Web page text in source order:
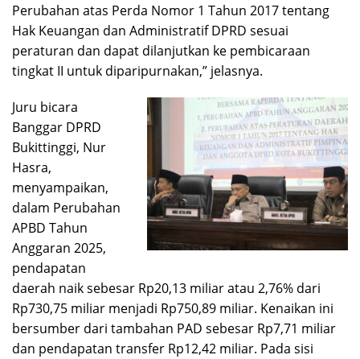
Perubahan atas Perda Nomor 1 Tahun 2017 tentang
Hak Keuangan dan Administratif DPRD sesuai
peraturan dan dapat dilanjutkan ke pembicaraan
tingkat II untuk diparipurnakan,” jelasnya.
Juru bicara
Banggar DPRD
Bukittinggi, Nur
Hasra,
menyampaikan,
dalam Perubahan
APBD Tahun
Anggaran 2025,
pendapatan
daerah naik sebesar Rp20,13 miliar atau 2,76% dari
Rp730,75 miliar menjadi Rp750,89 miliar. Kenaikan ini
bersumber dari tambahan PAD sebesar Rp7,71 miliar
dan pendapatan transfer Rp12,42 miliar. Pada sisi